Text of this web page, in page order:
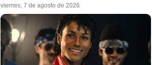
viernes, 7 de agosto de 2026